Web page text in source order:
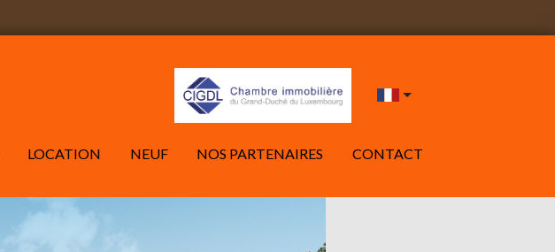
LOCATION NEUF NOS PARTENAIRES CONTACT